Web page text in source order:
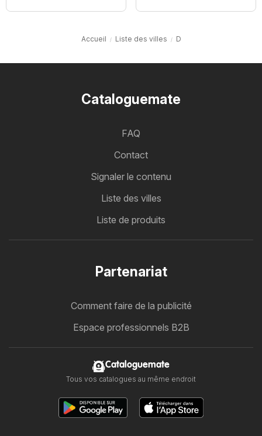
Accueil Liste des villes D
Cataloguemate
FAQ
Contact
Signaler le contenu
Liste des villes
Liste de produits
Partenariat
Comment faire de la publicité
Espace professionnels B2B
Cataloguemate
Tous vos catalogues au même endroit